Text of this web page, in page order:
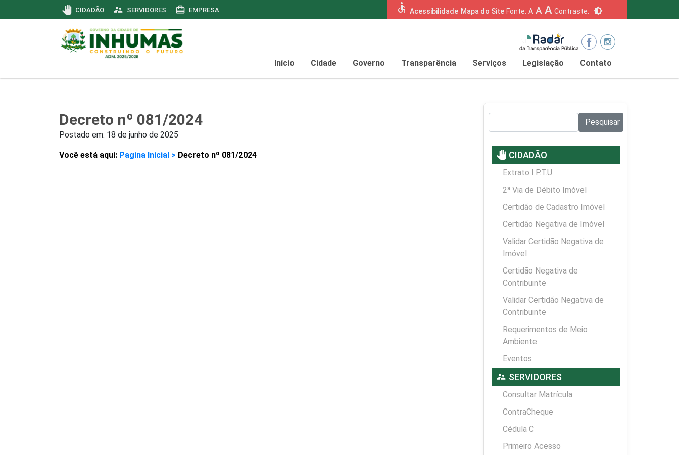
pan_tool CIDADÃO supervisor_account SERVIDORES card_travel EMPRESA accessible Acessibilidade Mapa do Site Fonte: A A A Contraste: brightness_6
Início Cidade Governo Transparência Serviços Legislação Contato
Decreto nº 081/2024
Postado em: 18 de junho de 2025
Você está aqui: Pagina Inicial > Decreto nº 081/2024
Pesquisar
pan_tool CIDADÃO
Extrato I.P.T.U
2ª Via de Débito Imóvel
Certidão de Cadastro Imóvel
Certidão Negativa de Imóvel
Validar Certidão Negativa de
Imóvel
Certidão Negativa de
Contribuinte
Validar Certidão Negativa de
Contribuinte
Requerimentos de Meio
Ambiente
Eventos
supervisor_account SERVIDORES
Consultar Matrícula
ContraCheque
Cédula C
Primeiro Acesso